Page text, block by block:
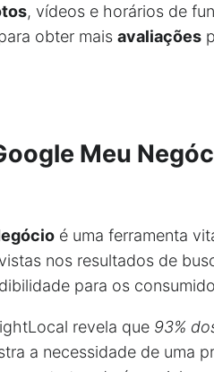
, vídeos e horários de
obter mais avaliações
Meu
é uma ferramenta
nos resultados de
para os
revela que 93%
a necessidade de uma